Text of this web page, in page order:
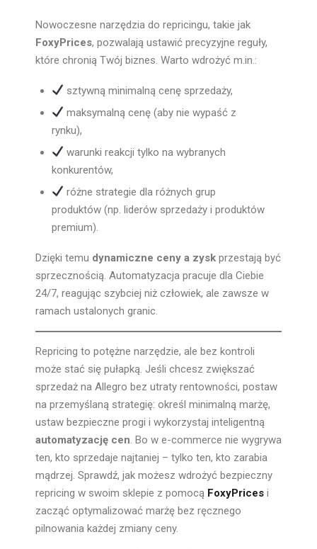
Nowoczesne narzędzia do repricingu, takie jak
FoxyPrices, pozwalają ustawić precyzyjne reguły,
które chronią Twój biznes. Warto wdrożyć m.in.:
sztywną minimalną cenę sprzedaży,
maksymalną cenę (aby nie wypaść z
rynku),
warunki reakcji tylko na wybranych
konkurentów,
różne strategie dla różnych grup
produktów (np. liderów sprzedaży i produktów
premium).
Dzięki temu dynamiczne ceny a zysk przestają być
sprzecznością. Automatyzacja pracuje dla Ciebie
24/7, reagując szybciej niż człowiek, ale zawsze w
ramach ustalonych granic.
Repricing to potężne narzędzie, ale bez kontroli
może stać się pułapką. Jeśli chcesz zwiększać
sprzedaż na Allegro bez utraty rentowności, postaw
na przemyślaną strategię: określ minimalną marżę,
ustaw bezpieczne progi i wykorzystaj inteligentną
automatyzację cen. Bo w e-commerce nie wygrywa
ten, kto sprzedaje najtaniej – tylko ten, kto zarabia
mądrzej. Sprawdź, jak możesz wdrożyć bezpieczny
repricing w swoim sklepie z pomocą FoxyPrices i
zacząć optymalizować marżę bez ręcznego
pilnowania każdej zmiany ceny.